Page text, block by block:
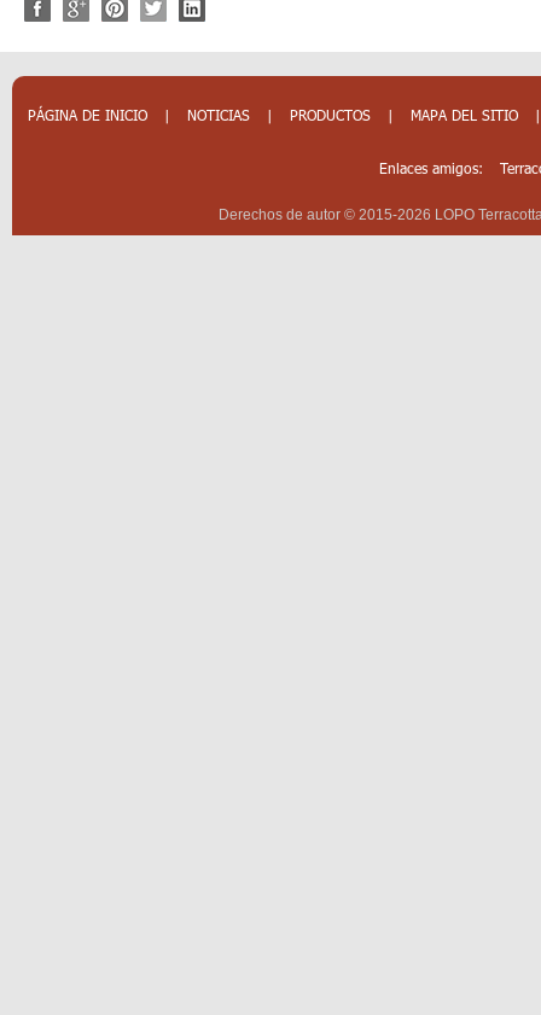
PÁGINA DE INICIO | NOTICIAS | PRODUCTOS | MAPA DEL SITIO |
Enlaces amigos:
Derechos de autor © 2015-2026 LOPO